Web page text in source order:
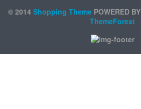
© 2014 Shopping Theme POWERED BY
ThemeForest